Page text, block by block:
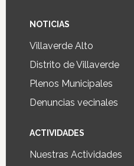
NOTICIAS
Villaverde Alto
Distrito de Villaverde
Plenos Municipales
Denuncias vecinales
ACTIVIDADES
Nuestras Actividades